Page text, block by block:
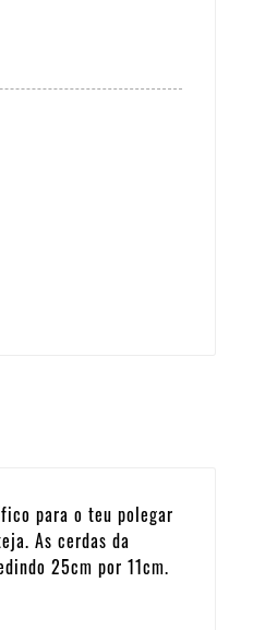
para o teu polegar
As cerdas da
25cm por 11cm.